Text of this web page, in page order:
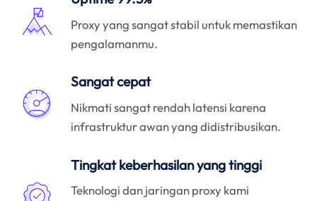
Proxy yang sangat stabil untuk memastikan
pengalamanmu.
Sangat cepat
Nikmati sangat rendah latensi karena
infrastruktur awan yang didistribusikan.
Tingkat keberhasilan yang tinggi
Teknologi dan jaringan proxy kami